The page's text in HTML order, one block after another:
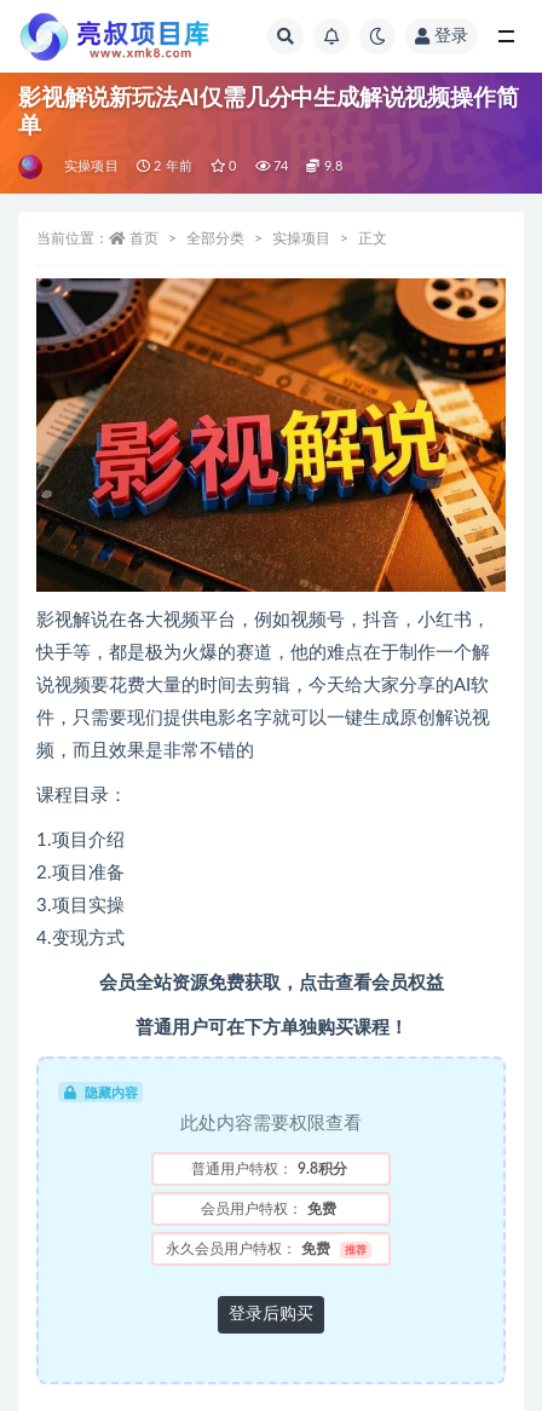
登录
影视解说新玩法AI仅需几分中生成解说视频操作简
单
实操项目 2 年前 0 74 9.8
当前位置： 首页 全部分类 实操项目 正文
影视解说在各大视频平台，例如视频号，抖音，小红书，
快手等，都是极为火爆的赛道，他的难点在于制作一个解
说视频要花费大量的时间去剪辑，今天给大家分享的AI软
件，只需要现们提供电影名字就可以一键生成原创解说视
频，而且效果是非常不错的
课程目录：
1.项目介绍
2.项目准备
3.项目实操
4.变现方式
会员全站资源免费获取，点击查看会员权益
普通用户可在下方单独购买课程！
隐藏内容
此处内容需要权限查看
普通用户特权： 9.8积分
会员用户特权： 免费
永久会员用户特权： 免费 推荐
登录后购买